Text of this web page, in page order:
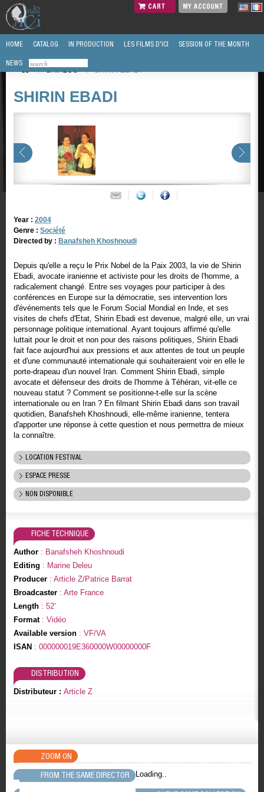
CART MY ACCOUNT
HOME CATALOG IN PRODUCTION LES FILMS D'ICI SESSION OF THE MONTH
NEWS
/
CATALOG / SHIRIN EBADI
SHIRIN EBADI
Year : 2004
Genre : Société
Directed by : Banafsheh Khoshnoudi
Depuis qu'elle a reçu le Prix Nobel de la Paix 2003, la vie de Shirin
Ebadi, avocate iranienne et activiste pour les droits de l'homme, a
radicalement changé. Entre ses voyages pour participer à des
conférences en Europe sur la démocratie, ses intervention lors
d'événements tels que le Forum Social Mondial en Inde, et ses
visites de chefs d'Etat, Shirin Ebadi est devenue, malgré elle, un vrai
personnage politique international. Ayant toujours affirmé qu'elle
luttait pour le droit et non pour des raisons politiques, Shirin Ebadi
fait face aujourd'hui aux pressions et aux attentes de tout un peuple
et d'une communauté internationale qui souhaiteraient voir en elle le
porte-drapeau d'un nouvel Iran. Comment Shirin Ebadi, simple
avocate et défenseur des droits de l'homme à Téhéran, vit-elle ce
nouveau statut ? Comment se positionne-t-elle sur la scène
internationale ou en Iran ? En filmant Shirin Ebadi dans son travail
quotidien, Banafsheh Khoshnoudi, elle-même iranienne, tentera
d'apporter une réponse à cette question et nous permettra de mieux
la connaître.
LOCATION FESTIVAL
ESPACE PRESSE
NON DISPONIBLE
FICHE TECHNIQUE
Author: Banafsheh Khoshnoudi
Editing : Marine Deleu
Producer: Article Z/Patrice Barrat
Broadcaster: Arte France
Length: 52'
Format: Vidéo
Available version: VF/VA
ISAN : 000000019E360000W00000000F
DISTRIBUTION
Distributeur : Article Z
ZOOM ON
FROM THE SAME DIRECTOR
Loading..